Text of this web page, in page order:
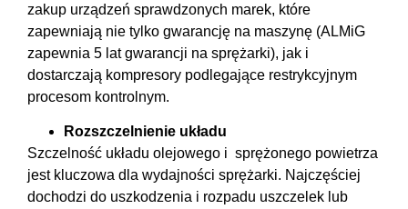
zakup urządzeń sprawdzonych marek, które
zapewniają nie tylko gwarancję na maszynę (ALMiG
zapewnia 5 lat gwarancji na sprężarki), jak i
dostarczają kompresory podlegające restrykcyjnym
procesom kontrolnym.
Rozszczelnienie układu
Szczelność układu olejowego i sprężonego powietrza
jest kluczowa dla wydajności sprężarki. Najczęściej
dochodzi do uszkodzenia i rozpadu uszczelek lub